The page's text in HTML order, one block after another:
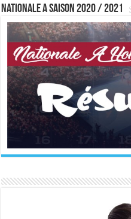
Nationale A saison 2020 / 2021